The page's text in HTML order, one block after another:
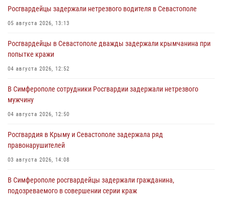
Росгвардейцы задержали нетрезвого водителя в Севастополе
05 августа 2026, 13:13
Росгвардейцы в Севастополе дважды задержали крымчанина при
попытке кражи
04 августа 2026, 12:52
В Симферополе сотрудники Росгвардии задержали нетрезвого
мужчину
04 августа 2026, 12:50
Росгвардия в Крыму и Севастополе задержала ряд
правонарушителей
03 августа 2026, 14:08
В Симферополе росгвардейцы задержали гражданина,
подозреваемого в совершении серии краж